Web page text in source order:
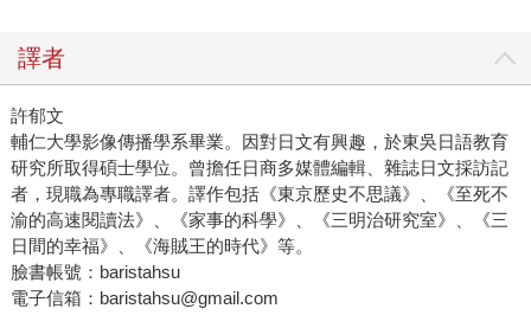
譯者
許郁文
輔仁大學影像傳播學系畢業。因對日文有興趣，於東吳日語教育
研究所取得碩士學位。曾擔任日商多媒體編輯、雜誌日文採訪記
者，現職為專職譯者。譯作包括《東京歷史不思議》、《至死不
渝的高速閱讀法》、《家事的科學》、《三明治研究室》、《三
日間的幸福》、《海賊王的時代》等。
臉書帳號：baristahsu
電子信箱：baristahsu@gmail.com